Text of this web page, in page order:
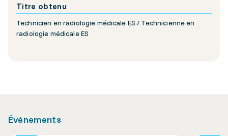
Titre obtenu
Technicien en radiologie médicale ES / Technicienne en
radiologie médicale ES
Événements